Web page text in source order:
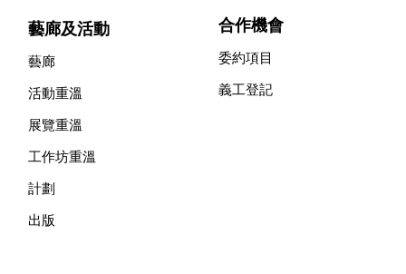
藝廊及活動
藝廊
活動重溫
展覽重溫
工作坊重溫
計劃
出版
合作機會
委約項目
義工登記